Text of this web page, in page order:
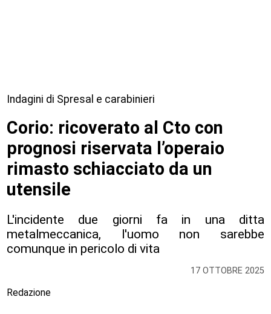
17 OTTOBRE 2025
Indagini di Spresal e carabinieri
Corio: ricoverato al Cto con
prognosi riservata l’operaio
rimasto schiacciato da un
utensile
L'incidente due giorni fa in una ditta
metalmeccanica, l'uomo non sarebbe
comunque in pericolo di vita
Redazione